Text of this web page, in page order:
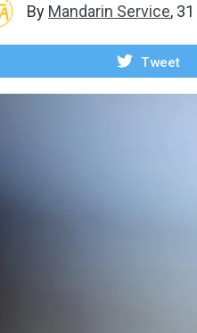
By Mandarin Service,
Tweet